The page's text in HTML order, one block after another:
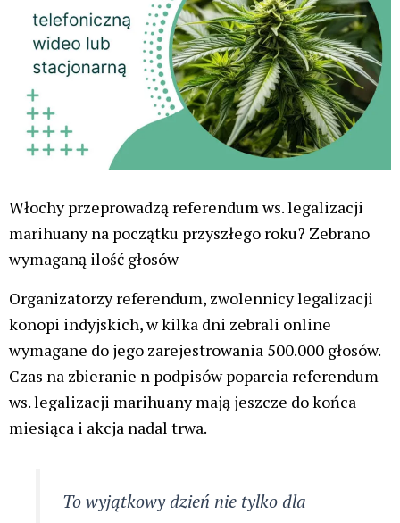
Włochy przeprowadzą referendum ws. legalizacji
marihuany na początku przyszłego roku? Zebrano
wymaganą ilość głosów
Organizatorzy referendum, zwolennicy legalizacji
konopi indyjskich, w kilka dni zebrali online
wymagane do jego zarejestrowania 500.000 głosów.
Czas na zbieranie n podpisów poparcia referendum
ws. legalizacji marihuany mają jeszcze do końca
miesiąca i akcja nadal trwa.
To wyjątkowy dzień nie tylko dla